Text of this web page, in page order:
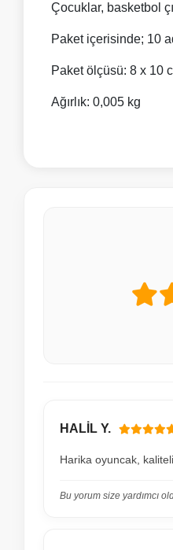
Çocuklar, basketbol
Paket içerisinde; 10
Paket ölçüsü: 8 x 10
Ağırlık: 0,005 kg
HALİL Y.
Harika oyuncak,
Bu yorum size yardımcı